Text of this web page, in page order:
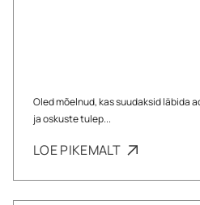
Oled mõelnud, kas suudaksid läbida
ja oskuste tulep...
LOE PIKEMALT